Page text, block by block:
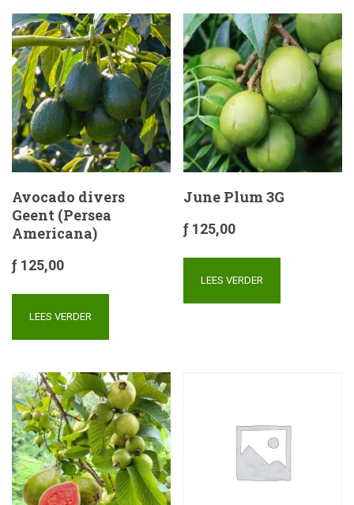
Avocado divers
Geent (Persea
Americana)
ƒ 125,00
LEES VERDER
June Plum 3G
ƒ 125,00
LEES VERDER